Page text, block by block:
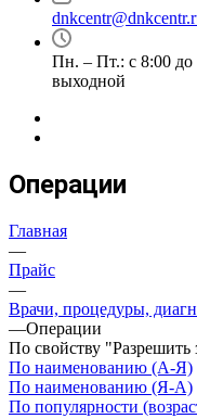
Пн. – Пт.: с 8:00 до
выходной
Операции
Главная
—
Прайс
—
Врачи, процедуры,
—Операции
По свойству
По наименованию (А-Я)
По наименованию (Я-А)
По популярности